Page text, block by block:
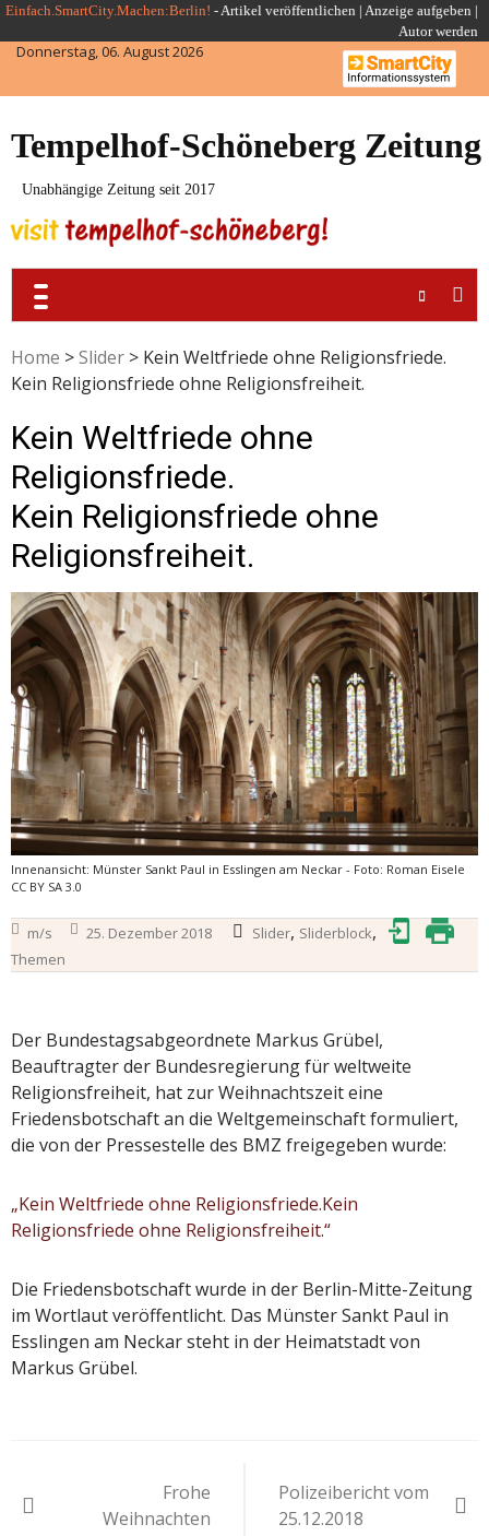
Skip
to
content
Einfach.SmartCity.Machen:Berlin! -Artikel veröffentlichen | Anzeige aufgeben |
Autor werden
Donnerstag, 06. August 2026
Tempelhof-Schöneberg Zeitung
Unabhängige Zeitung seit 2017
Home >Slider > Kein Weltfriede ohne Religionsfriede.
Kein Religionsfriede ohne Religionsfreiheit.
Kein Weltfriede ohne
Religionsfriede.
Kein Religionsfriede ohne
Religionsfreiheit.
Innenansicht: Münster Sankt Paul in Esslingen am Neckar - Foto: Roman Eisele
CC BY SA 3.0
m/s 25. Dezember 2018 Slider, Sliderblock,
Themen
Der Bundestagsabgeordnete Markus Grübel,
Beauftragter der Bundesregierung für weltweite
Religionsfreiheit, hat zur Weihnachtszeit eine
Friedensbotschaft an die Weltgemeinschaft formuliert,
die von der Pressestelle des BMZ freigegeben wurde:
„Kein Weltfriede ohne Religionsfriede.Kein
Religionsfriede ohne Religionsfreiheit.“
Die Friedensbotschaft wurde in der Berlin-Mitte-Zeitung
im Wortlaut veröffentlicht. Das Münster Sankt Paul in
Esslingen am Neckar steht in der Heimatstadt von
Markus Grübel.
Frohe
Weihnachten
Polizeibericht vom
25.12.2018